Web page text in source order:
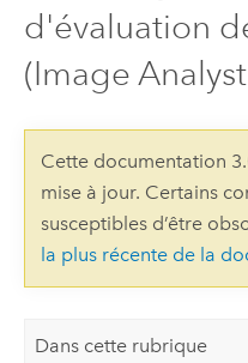
d'évaluation
(Image
Cette documentation
mise à jour. Certains
susceptibles d’être
la plus récente de la
Dans cette rubrique